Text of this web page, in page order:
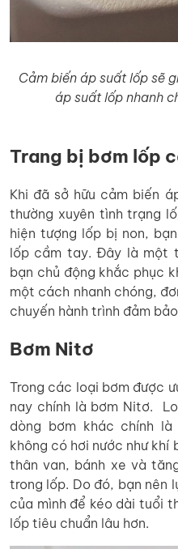
Cảm biến áp suất lốp sẽ
áp suất lốp nhanh
Trang bị bơm lốp
Khi đã sở hữu cảm biến
thường xuyên tình trạng
hiện tượng lốp bị non,
lốp cầm tay. Đây là một
bạn chủ động khắc phục
một cách nhanh chóng,
chuyến hành trình đảm
Bơm Nitơ
Trong các loại bơm được
nay chính là bơm Nitơ.
dòng bơm khác chính
không có hơi nước như khí
thân van, bánh xe và
trong lốp. Do đó, bạn nên
của mình để kéo dài tuổi
lốp tiêu chuẩn lâu hơn.